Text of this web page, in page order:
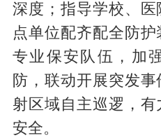
深度；指导学校、
点单位配齐配全防
专业保安队伍，加
防，联动开展突发
射区域自主巡逻，
安全。